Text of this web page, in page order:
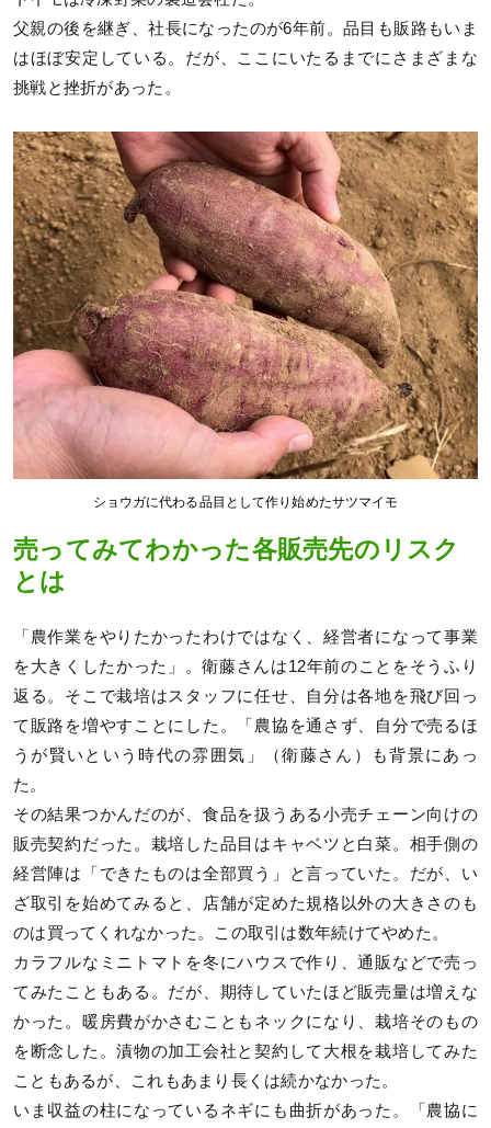
父親の後を継ぎ、社長になったのが6年前。品目も販路もいま
はほぼ安定している。だが、ここにいたるまでにさまざまな
挑戦と挫折があった。
ショウガに代わる品目として作り始めたサツマイモ
売ってみてわかった各販売先のリスク
とは
「農作業をやりたかったわけではなく、経営者になって事業
を大きくしたかった」。衛藤さんは12年前のことをそうふり
返る。そこで栽培はスタッフに任せ、自分は各地を飛び回っ
て販路を増やすことにした。「農協を通さず、自分で売るほ
うが賢いという時代の雰囲気」（衛藤さん）も背景にあっ
た。
その結果つかんだのが、食品を扱うある小売チェーン向けの
販売契約だった。栽培した品目はキャベツと白菜。相手側の
経営陣は「できたものは全部買う」と言っていた。だが、い
ざ取引を始めてみると、店舗が定めた規格以外の大きさのも
のは買ってくれなかった。この取引は数年続けてやめた。
カラフルなミニトマトを冬にハウスで作り、通販などで売っ
てみたこともある。だが、期待していたほど販売量は増えな
かった。暖房費がかさむこともネックになり、栽培そのもの
を断念した。漬物の加工会社と契約して大根を栽培してみた
こともあるが、これもあまり長くは続かなかった。
いま収益の柱になっているネギにも曲折があった。「農協に